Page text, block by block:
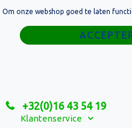
+32(0)16 43 54 19
Klantenservice
Home
Relatiegeschenken
Om onze webshop goed te laten